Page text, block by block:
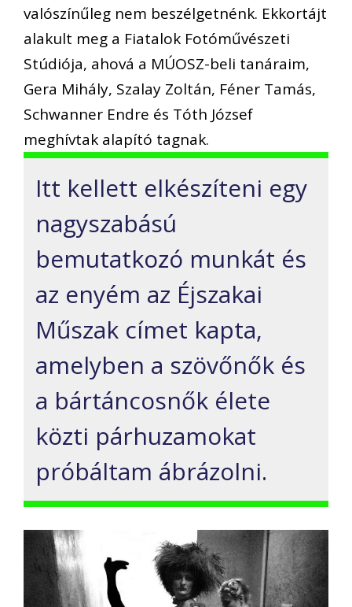
valószínűleg nem beszélgetnénk. Ekkortájt
alakult meg a Fiatalok Fotóművészeti
Stúdiója, ahová a MÚOSZ-beli tanáraim,
Gera Mihály, Szalay Zoltán, Féner Tamás,
Schwanner Endre és Tóth József
meghívtak alapító tagnak.
Itt kellett elkészíteni egy
nagyszabású
bemutatkozó munkát és
az enyém az Éjszakai
Műszak címet kapta,
amelyben a szövőnők és
a bártáncosnők élete
közti párhuzamokat
próbáltam ábrázolni.